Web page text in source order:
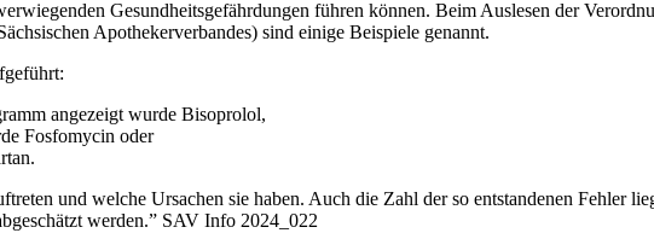
Gesundheitsgefährdungen führen können. Beim Auslesen der
Apothekerverbandes) sind einige Beispiele genannt.
angezeigt wurde Bisoprolol,
Fosfomycin oder
und welche Ursachen sie haben. Auch die Zahl der so entstandenen Fehler
werden.” SAV Info 2024_022